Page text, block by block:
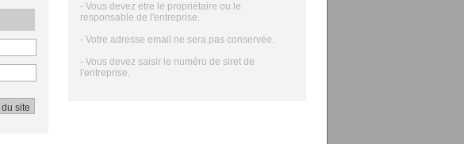
- Vous devez etre le propriétaire ou le
responsable de l'entreprise.
- Votre adresse email ne sera pas conservée.
- Vous devez saisir le numéro de siret de
l'entreprise.